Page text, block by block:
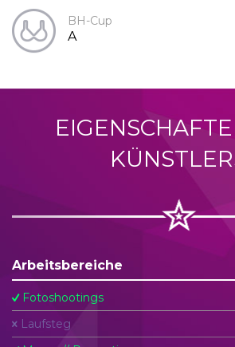
BH-Cup
A
Arbeitsbereiche
Fotoshootings
Laufsteg